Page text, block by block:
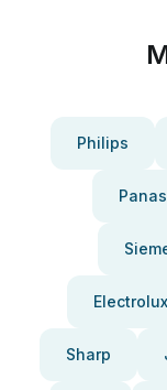
Philips
Electrolux
Sharp